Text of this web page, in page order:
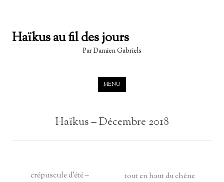
Haïkus au fil des jours
Par Damien Gabriels
MENU
Haïkus – Décembre 2018
crépuscule d’été –
tout en haut du chêne